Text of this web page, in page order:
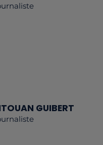
GUIBERT